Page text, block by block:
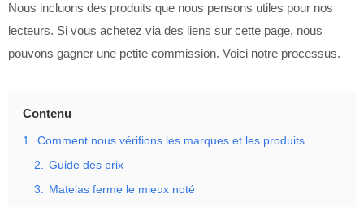
Nous incluons des produits que nous pensons utiles pour nos
lecteurs. Si vous achetez via des liens sur cette page, nous
pouvons gagner une petite commission. Voici notre processus.
Contenu
1. Comment nous vérifions les marques et les produits
2. Guide des prix
3. Matelas ferme le mieux noté